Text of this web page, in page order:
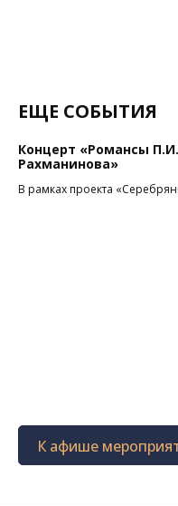
ЕЩЕ СОБЫТИЯ
Концерт «Романсы
Рахманинова»
В рамках проекта
К афише